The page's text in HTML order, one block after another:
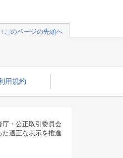
↑このページの先頭へ
用規約
庁・公正取引委員会
適正な表示を推進